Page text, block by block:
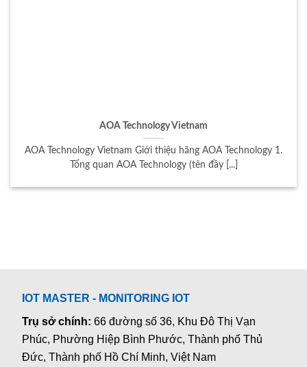
AOA Technology Vietnam
AOA Technology Vietnam Giới thiệu hãng AOA Technology 1.
Tổng quan AOA Technology (tên đầy [...]
IOT MASTER - MONITORING IOT
Trụ sở chính:66 đường số 36, Khu Đô Thị Vạn
Phúc, Phường Hiệp Bình Phước, Thành phố Thủ
Đức, Thành phố Hồ Chí Minh, Việt Nam